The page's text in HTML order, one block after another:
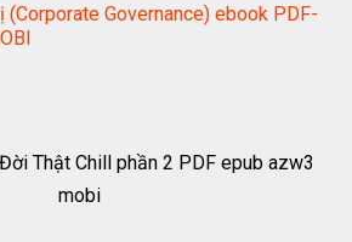
(Corporate Governance) ebook PDF-
Thật Chill phần 2 PDF epub azw3
mobi